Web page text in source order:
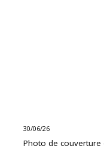
30/06/26
Photo de couverture